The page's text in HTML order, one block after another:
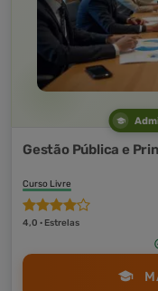
Gestão Pública e
Curso Livre
4,0 · Estrelas